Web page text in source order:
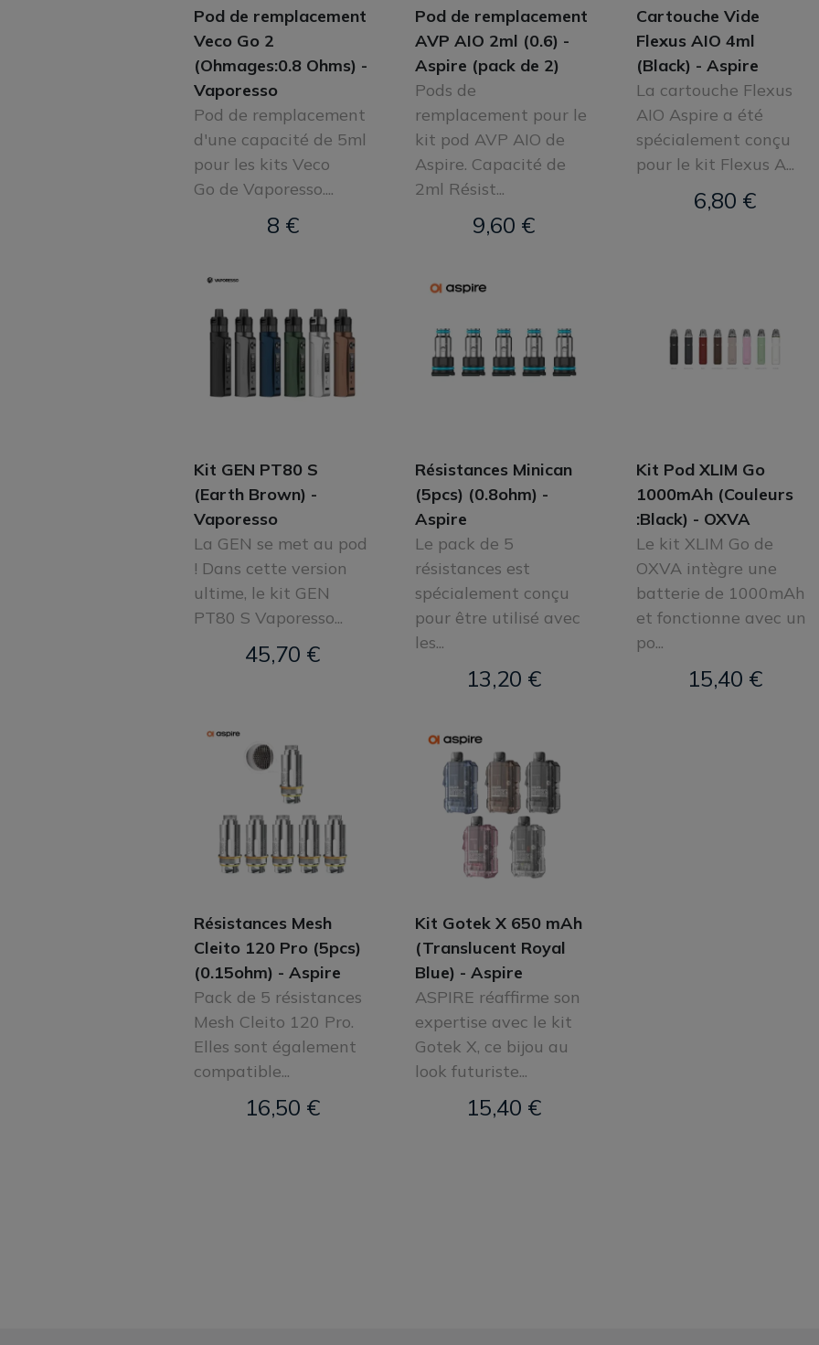
Pod de remplacement
Veco Go 2
(Ohmages:0.8 Ohms) -
Vaporesso
Pod de remplacement
d'une capacité de 5ml
pour les kits Veco
Go de Vaporesso....
8 €
Pod de remplacement
AVP AIO 2ml (0.6) -
Aspire (pack de 2)
Pods de
remplacement pour le
kit pod AVP AIO de
Aspire. Capacité de
2ml Résist...
9,60 €
Cartouche Vide
Flexus AIO 4ml
(Black) - Aspire
La cartouche Flexus
AIO Aspire a été
spécialement conçu
pour le kit Flexus A...
6,80 €
Kit GEN PT80 S
(Earth Brown) -
Vaporesso
La GEN se met au pod
! Dans cette version
ultime, le kit GEN
PT80 S Vaporesso...
45,70 €
Résistances Minican
(5pcs) (0.8ohm) -
Aspire
Le pack de 5
résistances est
spécialement conçu
pour être utilisé avec
les...
13,20 €
Kit Pod XLIM Go
1000mAh (Couleurs
:Black) - OXVA
Le kit XLIM Go de
OXVA intègre une
batterie de 1000mAh
et fonctionne avec un
po...
15,40 €
Résistances Mesh
Cleito 120 Pro (5pcs)
(0.15ohm) - Aspire
Pack de 5 résistances
Mesh Cleito 120 Pro.
Elles sont également
compatible...
16,50 €
Kit Gotek X 650 mAh
(Translucent Royal
Blue) - Aspire
ASPIRE réaffirme son
expertise avec le kit
Gotek X, ce bijou au
look futuriste...
15,40 €